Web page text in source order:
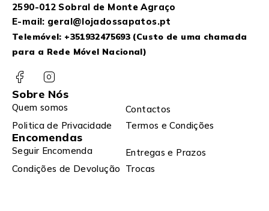
2590-012 Sobral de Monte Agraço
E-mail: geral@lojadossapatos.pt
Telemóvel: +351932475693 (Custo de uma chamada
para a Rede Móvel Nacional)
Sobre Nós
Quem somos
Contactos
Politica de Privacidade
Termos e Condições
Encomendas
Seguir Encomenda
Entregas e Prazos
Condições de Devolução Trocas